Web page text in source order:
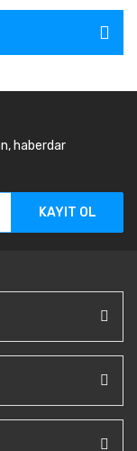
haberdar
KAYIT OL